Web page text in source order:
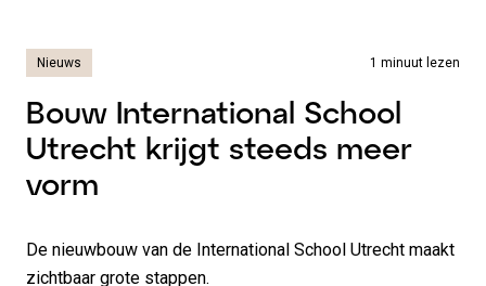
Nieuws 1 minuut lezen
Bouw International School
Utrecht krijgt steeds meer
vorm
De nieuwbouw van de International School Utrecht maakt
zichtbaar grote stappen.